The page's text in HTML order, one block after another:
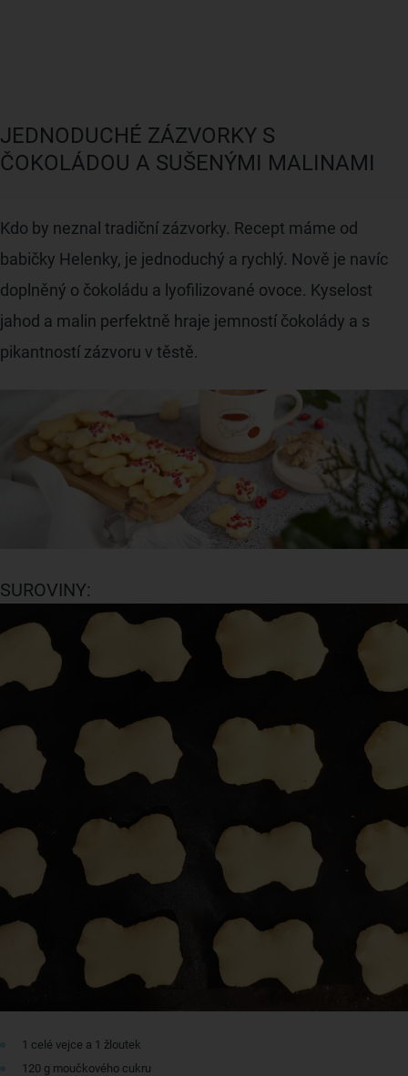
JEDNODUCHÉ ZÁZVORKY S
ČOKOLÁDOU A SUŠENÝMI MALINAMI
Kdo by neznal tradiční zázvorky. Recept máme od
babičky Helenky, je jednoduchý a rychlý. Nově je navíc
doplněný o čokoládu a lyofilizované ovoce. Kyselost
jahod a malin perfektně hraje jemností čokolády a s
pikantností zázvoru v těstě.
SUROVINY:
1 celé vejce a 1 žloutek
120 g moučkového cukru